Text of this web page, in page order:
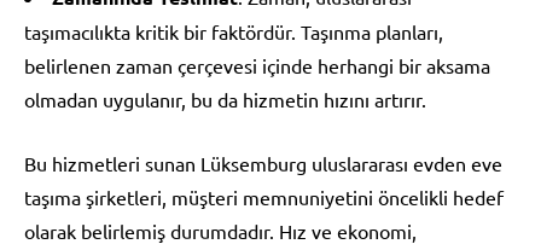
taşımacılıkta kritik bir faktördür. Taşınma planları,
belirlenen zaman çerçevesi içinde herhangi bir aksama
olmadan uygulanır, bu da hizmetin hızını artırır.
Bu hizmetleri sunan Lüksemburg uluslararası evden eve
taşıma şirketleri, müşteri memnuniyetini öncelikli hedef
olarak belirlemiş durumdadır. Hız ve ekonomi,